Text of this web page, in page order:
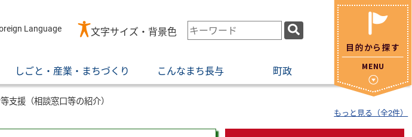
Language 文字サイズ・背景色
検
索
ー
ワ
しごと・産業・まちづくり こんなまち長与 町政
支援（相談窓口等の紹介）
もっと見る（全2件）